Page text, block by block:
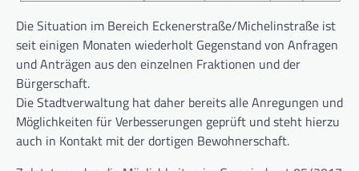
Die Situation im Bereich Eckenerstraße/Michelinstraße ist
seit einigen Monaten wiederholt Gegenstand von Anfragen
und Anträgen aus den einzelnen Fraktionen und der
Bürgerschaft.
Die Stadtverwaltung hat daher bereits alle Anregungen und
Möglichkeiten für Verbesserungen geprüft und steht hierzu
auch in Kontakt mit der dortigen Bewohnerschaft.